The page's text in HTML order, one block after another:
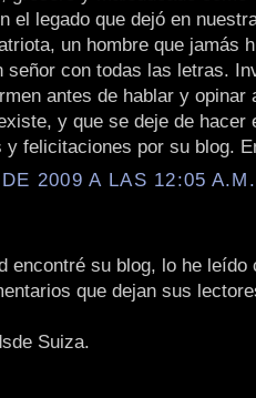
el legado que dejó en
un hombre que jamás
señor con todas las letras.
antes de hablar y opinar
y que se deje de hacer
y felicitaciones por su blog.
2009 A LAS 12:05 A.M.
encontré su blog, lo he leído
que dejan sus
Suiza.